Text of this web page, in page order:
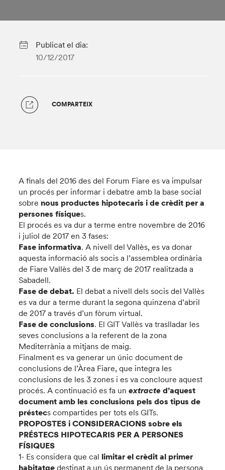
Publicat el dia:
10/12/2017
COMPARTEIX
A finals del 2016 des del Forum Fiare es va impulsar
un procés per informar i debatre amb la base social
sobre nous productes hipotecaris i de crèdit per a
persones físiques.
El procés es va dur a terme entre novembre de 2016
i juliol de 2017 en 3 fases:
Fase informativa. A nivell del Vallès, es va donar
aquesta informació als socis a l’assemblea ordinària
de Fiare Vallès del 3 de març de 2017 realitzada a
Sabadell.
Fase de debat. El debat a nivell dels socis del Vallès
es va dur a terme durant la segona quinzena d’abril
de 2017 a través d’un fòrum virtual.
Fase de conclusions. El GIT Vallès va traslladar les
seves conclusions a la referent de la zona
Mediterrània a mitjans de maig.
Finalment es va generar un únic document de
conclusions de l’Àrea Fiare, que integra les
conclusions de les 3 zones i es va concloure aquest
procés. A continuació es fa unextracted’aquest
document amb lesconclusions pels dos tipus de
préstecs compartides per tots els GITs.
PROPOSTES i CONSIDERACIONS sobre els
PRÉSTECS HIPOTECARIS PER A PERSONES
FÍSIQUES
1- Es considera que cal limitar el crèdit al primer
habitatge destinat a un ús permanent de la persona